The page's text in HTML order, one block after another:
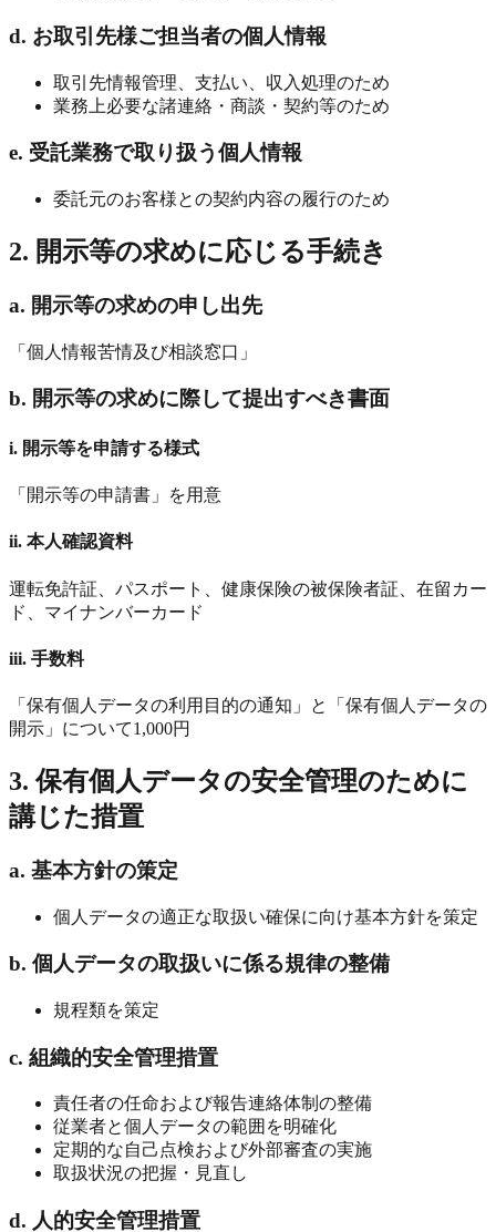
d. お取引先様ご担当者の個人情報
取引先情報管理、支払い、収入処理のため
業務上必要な諸連絡・商談・契約等のため
e. 受託業務で取り扱う個人情報
委託元のお客様との契約内容の履行のため
2. 開示等の求めに応じる手続き
a. 開示等の求めの申し出先
「個人情報苦情及び相談窓口」
b. 開示等の求めに際して提出すべき書面
i. 開示等を申請する様式
「開示等の申請書」を用意
ii. 本人確認資料
運転免許証、パスポート、健康保険の被保険者証、在留カー
ド、マイナンバーカード
iii. 手数料
「保有個人データの利用目的の通知」と「保有個人データの
開示」について1,000円
3. 保有個人データの安全管理のために
講じた措置
a. 基本方針の策定
個人データの適正な取扱い確保に向け基本方針を策定
b. 個人データの取扱いに係る規律の整備
規程類を策定
c. 組織的安全管理措置
責任者の任命および報告連絡体制の整備
従業者と個人データの範囲を明確化
定期的な自己点検および外部審査の実施
取扱状況の把握・見直し
d. 人的安全管理措置